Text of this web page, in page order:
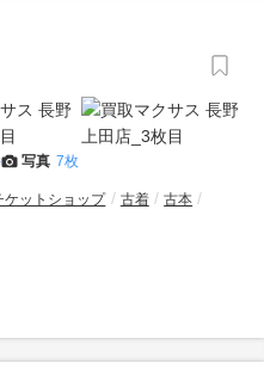
写真 7枚
ケットショップ 古着
古本